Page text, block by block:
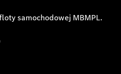
samochodowej MBMPL.